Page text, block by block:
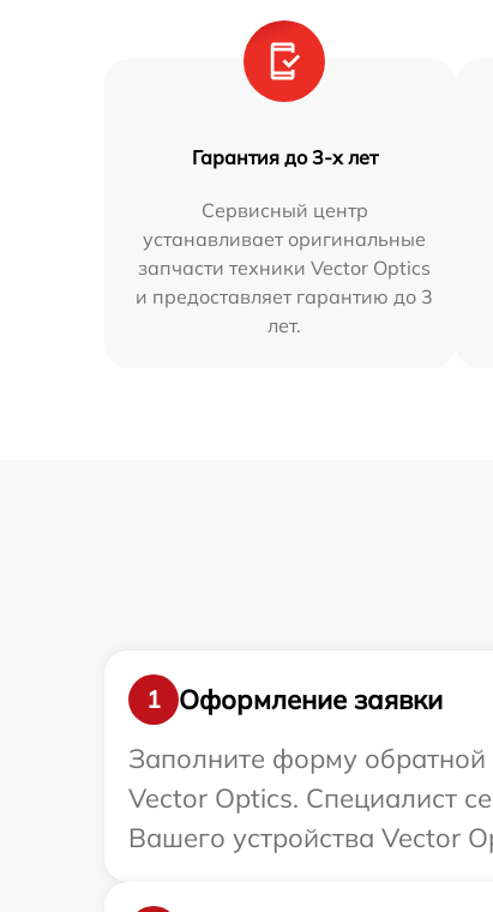
Гарантия до 3-х лет
Сервисный центр
устанавливает оригинальные
запчасти техники Vector Optics
и предоставляет гарантию до 3
лет.
1
Оформление заявки
Заполните форму обратной
Vector Optics. Специалист
Вашего устройства Vector